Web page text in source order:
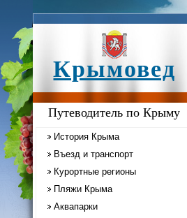
Крымовед
Путеводитель по Крыму
История Крыма
Въезд и транспорт
Курортные регионы
Пляжи Крыма
Аквапарки